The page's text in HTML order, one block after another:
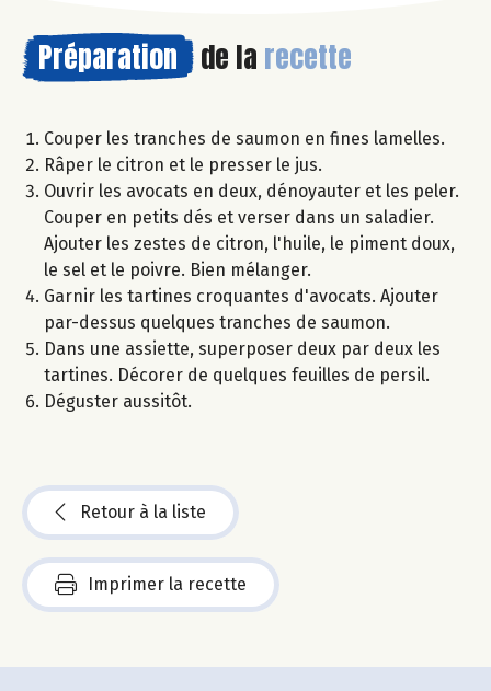
Préparation de la recette
Couper les tranches de saumon en fines lamelles.
Râper le citron et le presser le jus.
Ouvrir les avocats en deux, dénoyauter et les peler.
Couper en petits dés et verser dans un saladier.
Ajouter les zestes de citron, l'huile, le piment doux,
le sel et le poivre. Bien mélanger.
Garnir les tartines croquantes d'avocats. Ajouter
par-dessus quelques tranches de saumon.
Dans une assiette, superposer deux par deux les
tartines. Décorer de quelques feuilles de persil.
Déguster aussitôt.
Retour à la liste
Imprimer la recette